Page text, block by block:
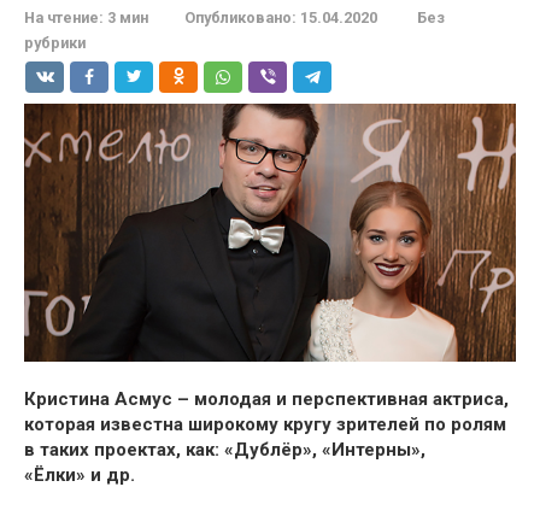
На чтение: 3 мин Опубликовано: 15.04.2020
Без
рубрики
Кристина Асмус – молодая и перспективная актриса,
которая известна широкому кругу зрителей по ролям
в таких проектах, как: «Дублёр», «Интерны»,
«Ёлки» и др.